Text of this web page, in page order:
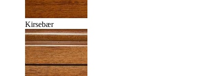
Kirsebær